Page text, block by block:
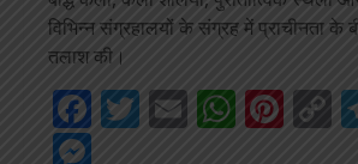
विभिन्न संग्रहालयों के संग्रह में प्राचीनता के
तलाश की।
Facebook
Twitter
Email